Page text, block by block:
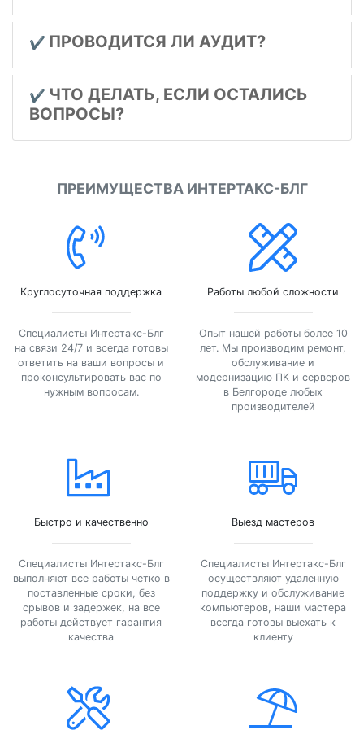
✔️ ПРОВОДИТСЯ ЛИ АУДИТ?
✔️ ЧТО ДЕЛАТЬ, ЕСЛИ ОСТАЛИСЬ
ВОПРОСЫ?
ПРЕИМУЩЕСТВА ИНТЕРТАКС-БЛГ
Круглосуточная поддержка
Специалисты Интертакс-Блг
на связи 24/7 и всегда готовы
ответить на ваши вопросы и
проконсультировать вас по
нужным вопросам.
Работы любой сложности
Опыт нашей работы более 10
лет. Мы производим ремонт,
обслуживание и
модернизацию ПК и серверов
в Белгороде любых
производителей
Быстро и качественно
Специалисты Интертакс-Блг
выполняют все работы четко в
поставленные сроки, без
срывов и задержек, на все
работы действует гарантия
качества
Выезд мастеров
Специалисты Интертакс-Блг
осуществляют удаленную
поддержку и обслуживание
компьютеров, наши мастера
всегда готовы выехать к
клиенту